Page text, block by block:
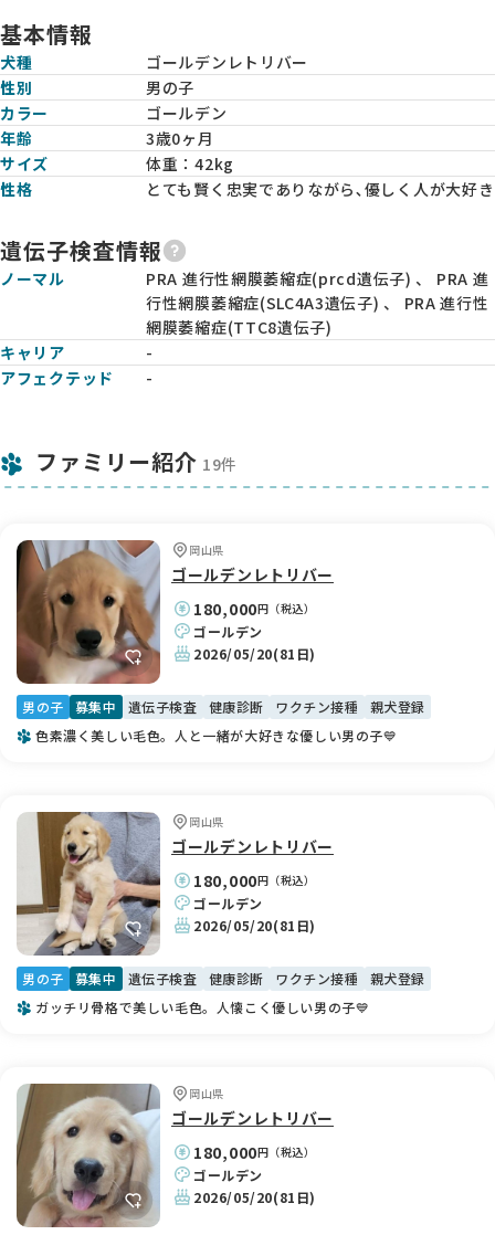
基本情報
犬種
ゴールデンレトリバー
性別
男の子
カラー
ゴールデン
年齢
3歳0ヶ月
サイズ
体重：42kg
性格
とても賢く忠実でありながら､優しく人が大好き
遺伝子検査情報
ノーマル
PRA 進行性網膜萎縮症(prcd遺伝子) 、 PRA 進
行性網膜萎縮症(SLC4A3遺伝子) 、 PRA 進行性
網膜萎縮症(TTC8遺伝子)
キャリア
-
アフェクテッド
-
ファミリー紹介 19件
岡山県
ゴールデンレトリバー
180,000円（税込）
ゴールデン
2026/05/20(81日)
男の子 募集中 遺伝子検査 健康診断 ワクチン接種
親犬登録
色素濃く美しい毛色。人と一緒が大好きな優しい男の子💙
岡山県
ゴールデンレトリバー
180,000円（税込）
ゴールデン
2026/05/20(81日)
男の子 募集中 遺伝子検査 健康診断 ワクチン接種
親犬登録
ガッチリ骨格で美しい毛色。人懐こく優しい男の子💙
岡山県
ゴールデンレトリバー
180,000円（税込）
ゴールデン
2026/05/20(81日)